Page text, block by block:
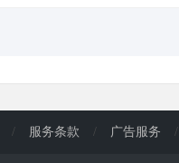
/ 服务条款 / 广告服务 /